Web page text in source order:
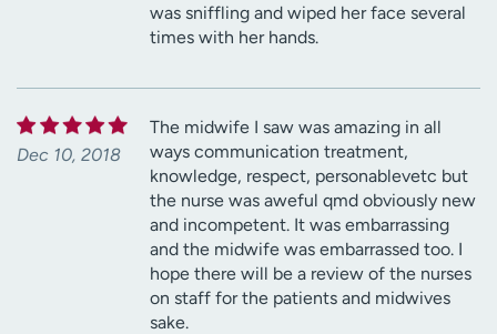
was sniffling and wiped her face several
times with her hands.
Dec 10, 2018
The midwife I saw was amazing in all
ways communication treatment,
knowledge, respect, personablevetc but
the nurse was aweful qmd obviously new
and incompetent. It was embarrassing
and the midwife was embarrassed too. I
hope there will be a review of the nurses
on staff for the patients and midwives
sake.